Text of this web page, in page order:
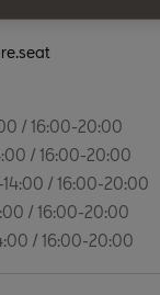
/ 16:00-20:00
/ 16:00-20:00
14:00 / 16:00-20:00
/ 16:00-20:00
/ 16:00-20:00